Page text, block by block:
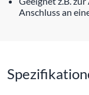
Anschluss an